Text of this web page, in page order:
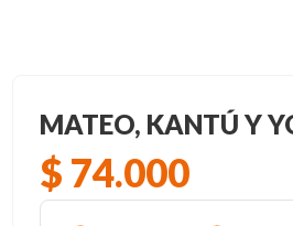
MATEO, KANTÚ Y
$ 74.000